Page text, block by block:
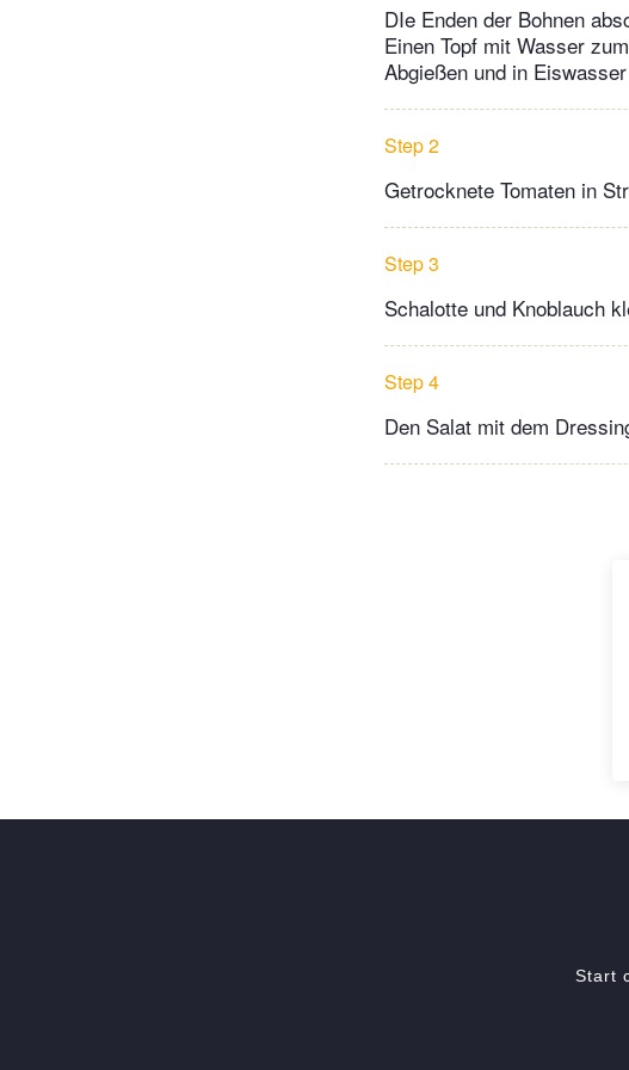
DIe Enden der Bohnen
Einen Topf mit Wasser
Abgießen und in
Step 2
Getrocknete Tomaten in
Step 3
Schalotte und Knoblauch
Step 4
Den Salat mit dem
Start